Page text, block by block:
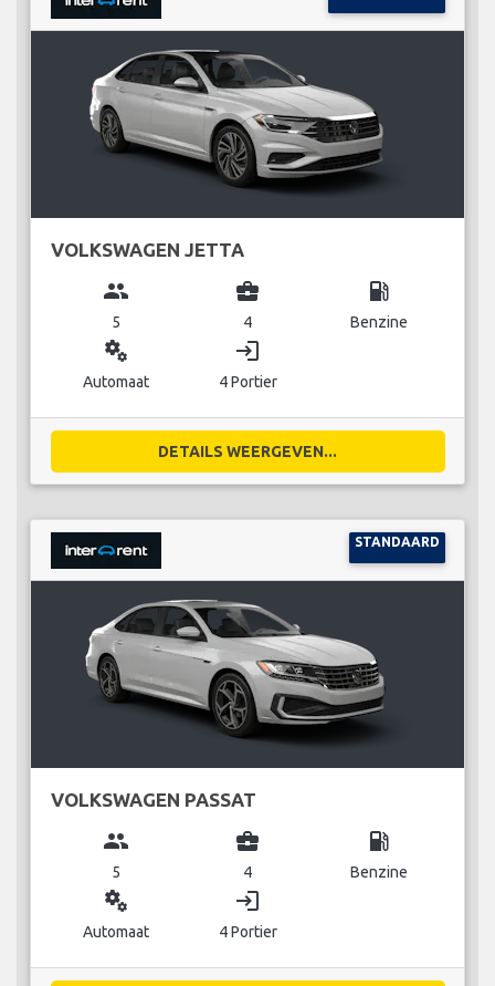
VOLKSWAGEN JETTA
group
5
business_center
4
local_gas_station
Benzine
miscellaneous_services
Automaat
login
4 Portier
DETAILS WEERGEVEN...
STANDAARD
VOLKSWAGEN PASSAT
group
5
business_center
4
local_gas_station
Benzine
miscellaneous_services
Automaat
login
4 Portier